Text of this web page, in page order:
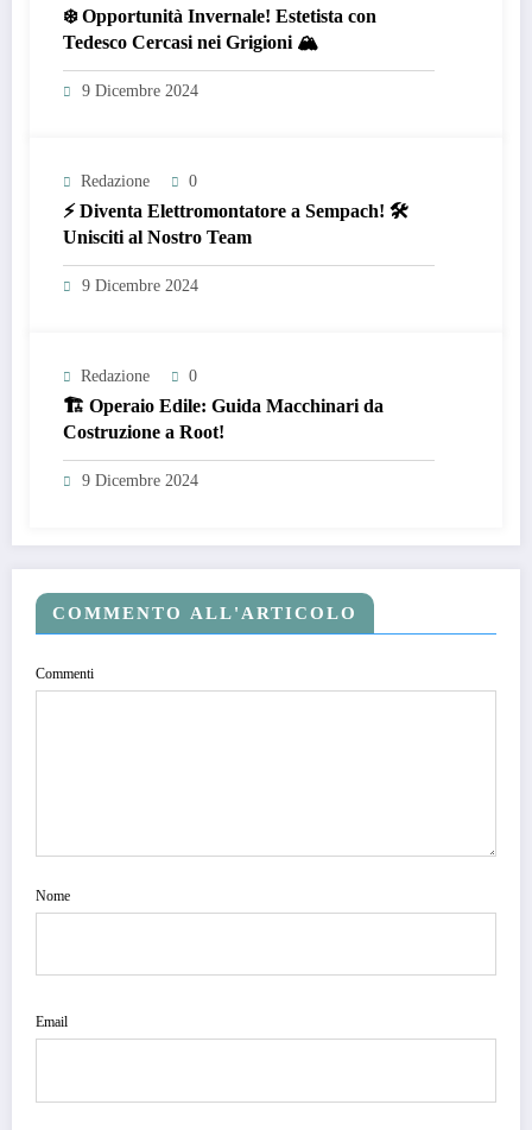
❄️ Opportunità Invernale! Estetista con
Tedesco Cercasi nei Grigioni 🏔️
9 Dicembre 2024
Redazione 0
⚡ Diventa Elettromontatore a Sempach! 🛠️
Unisciti al Nostro Team
9 Dicembre 2024
Redazione 0
🏗️ Operaio Edile: Guida Macchinari da
Costruzione a Root!
9 Dicembre 2024
COMMENTO ALL'ARTICOLO
Commenti
Nome
Email